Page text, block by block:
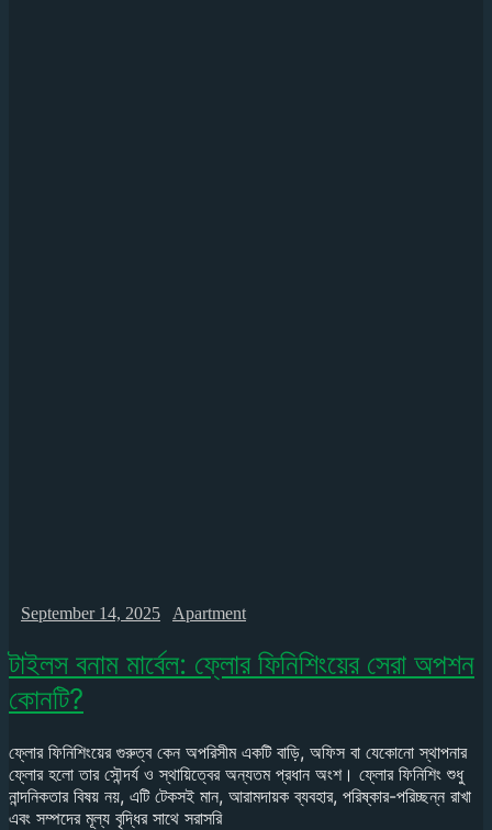
September 14, 2025 Apartment
টাইলস বনাম মার্বেল: ফ্লোর ফিনিশিংয়ের সেরা অপশন
কোনটি?
ফ্লোর ফিনিশিংয়ের গুরুত্ব কেন অপরিসীম একটি বাড়ি, অফিস বা যেকোনো স্থাপনার
ফ্লোর হলো তার সৌন্দর্য ও স্থায়িত্বের অন্যতম প্রধান অংশ। ফ্লোর ফিনিশিং শুধু
নান্দনিকতার বিষয় নয়, এটি টেকসই মান, আরামদায়ক ব্যবহার, পরিষ্কার-পরিচ্ছন্ন রাখা
এবং সম্পদের মূল্য বৃদ্ধির সাথে সরাসরি